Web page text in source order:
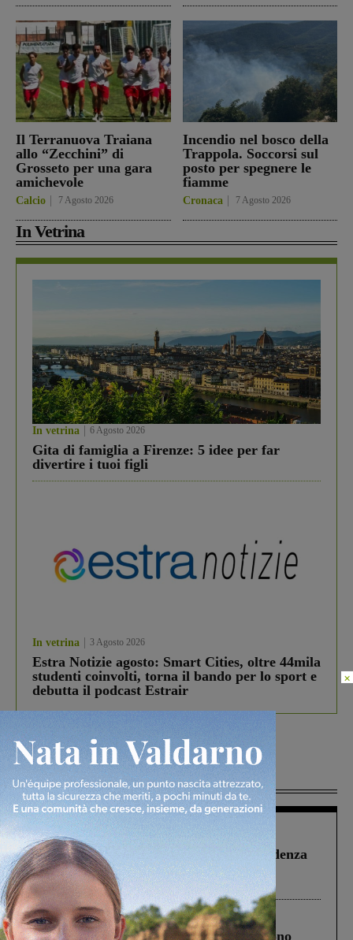
Il Terranuova Traiana
allo “Zecchini” di
Grosseto per una gara
amichevole
Calcio 7 Agosto 2026
Incendio nel bosco della
Trappola. Soccorsi sul
posto per spegnere le
fiamme
Cronaca 7 Agosto 2026
In Vetrina
In vetrina 6 Agosto 2026
Gita di famiglia a Firenze: 5 idee per far
divertire i tuoi figli
In vetrina 3 Agosto 2026
Estra Notizie agosto: Smart Cities, oltre 44mila
studenti coinvolti, torna il bando per lo sport e
debutta il podcast Estrair
Più lette
Figline Incisa Valdarno 1 Agosto 2026
Piscina di Figline finanziata oltre la scadenza
Pnrr, il gruppo di Fratelli d’Italia: “Un
ringraziamento al Governo”
Cronaca 4 Agosto 2026
Un anno fa la strage in A1 in cui morirono
×